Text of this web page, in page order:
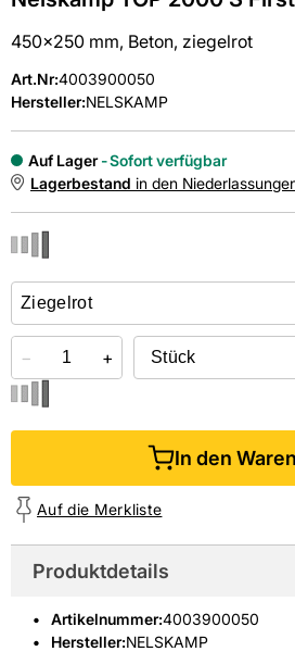
450x250 mm, Beton, ziegelrot
Art.Nr:4003900050
Hersteller:NELSKAMP
Auf Lager
Sofort verfügbar
Lagerbestand in den
Online kaufen &
− +
In den
Auf die Merkliste
Produktdetails
Artikelnummer:4003900050
Hersteller:NELSKAMP